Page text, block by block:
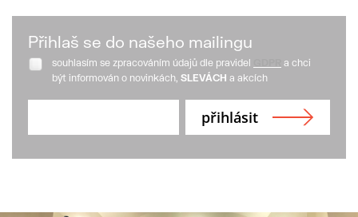
Přihlaš se do našeho mailingu
souhlasím se zpracováním údajů dle pravidel
a chci
být informován o novinkách, SLEVÁCH a akcích